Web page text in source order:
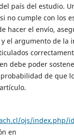
país del estudio.
no cumple con los
hacer el envío,
el argumento de la
debe poder
de que
ojs/index.php/
en